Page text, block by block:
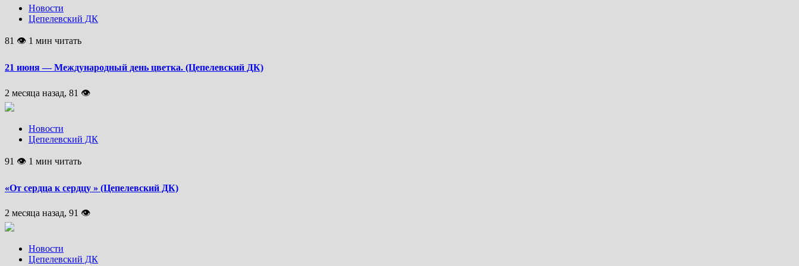
Новости
Цепелевский ДК
81 👁 1 мин читать
21 июня — Международный день цветка. (Цепелевский ДК)
2 месяца назад, 81 👁
Новости
Цепелевский ДК
91 👁 1 мин читать
«От сердца к сердцу » (Цепелевский ДК)
2 месяца назад, 91 👁
Новости
Цепелевский ДК